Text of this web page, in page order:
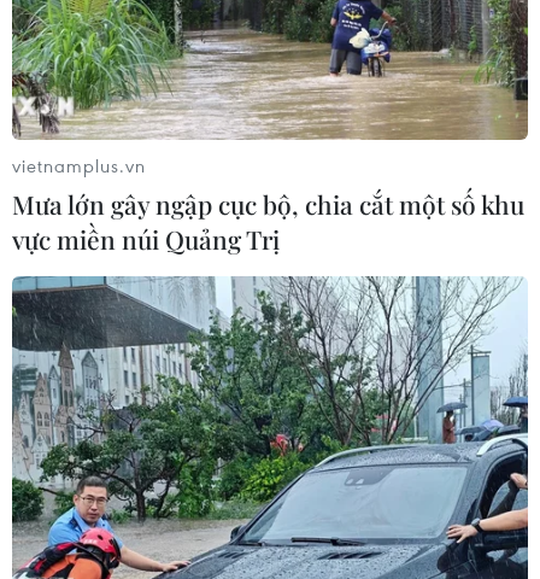
19/06/2021 07:24
Phó Thủ tướng Trương Hòa Bình nhấn mạnh những
người dù đã tiêm vaccine COVID-19 nhưng vẫn tuyết
đối không được chủ quan, vẫn phải thực hiện nghiêm
các biện pháp phòng chống dịch theo thông điệp 5K.
vietnamplus.vn
Mưa lớn gây ngập cục bộ, chia cắt một số khu
vực miền núi Quảng Trị